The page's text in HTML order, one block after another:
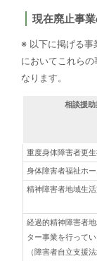
現在廃止事
※ 以下に掲げる事
においてこれら
なります。
相談援
重度身体障害者更
身体障害者福祉ホ
精神障害者地域生
経過的精神障害者
ター事業を行って
（障害者自立支援